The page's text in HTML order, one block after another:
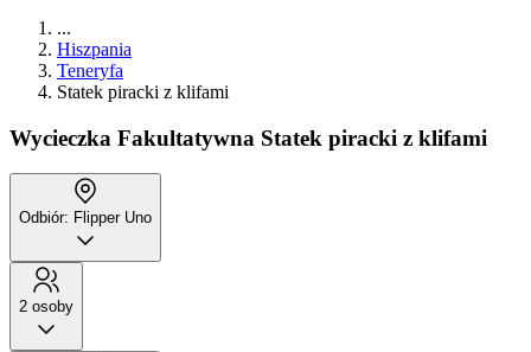
...
Hiszpania
Teneryfa
Statek piracki z klifami
Wycieczka Fakultatywna Statek piracki z klifami
Odbiór: Flipper Uno
2 osoby